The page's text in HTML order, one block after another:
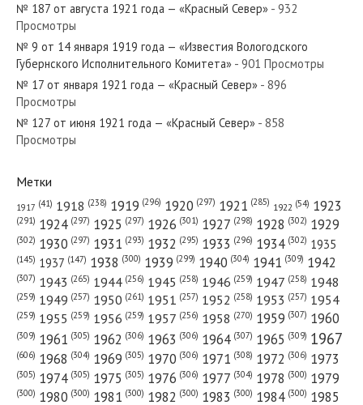
№ 253 от ноября 1931 года — «Красный Север»
№ 178 от августа 1980 года — «Красный Север»
№ 275 от ноября 1987 года — «Красный Север»
№ 256 от октября 1959 года — «Красный Север»
№ 187 от августа 1921 года — «Красный Север» - 932
Просмотры
№ 9 от 14 января 1919 года — «Известия Вологодского
Губернского Исполнительного Комитета» - 901 Просмотры
№ 17 от января 1921 года — «Красный Север» - 896
Просмотры
№ 127 от июня 1921 года — «Красный Север» - 858
Просмотры
Метки
1917 (41) 1918 (238) 1919 (296) 1920 (297) 1921 (285) 1922 (54) 1923
(291) 1924 (297) 1925 (297) 1926 (301) 1927 (298) 1928 (302) 1929
(302) 1930 (297) 1931 (293) 1932 (295) 1933 (296) 1934 (302) 1935
(145) 1937 (147) 1938 (300) 1939 (299) 1940 (304) 1941 (309) 1942
(307) 1943 (265) 1944 (256) 1945 (258) 1946 (259) 1947 (258) 1948
(259) 1949 (257) 1950 (261) 1951 (257) 1952 (258) 1953 (257) 1954
(259) 1955 (259) 1956 (259) 1957 (256) 1958 (270) 1959 (307) 1960
(309) 1961 (305) 1962 (306) 1963 (306) 1964 (307) 1965 (309) 1967
(606) 1968 (304) 1969 (305) 1970 (306) 1971 (308) 1972 (306) 1973
(305) 1974 (305) 1975 (305) 1976 (306) 1977 (304) 1978 (300) 1979
(300) 1980 (300) 1981 (300) 1982 (300) 1983 (300) 1984 (300) 1985